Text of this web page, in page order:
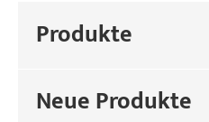
Produkte
Neue Produkte